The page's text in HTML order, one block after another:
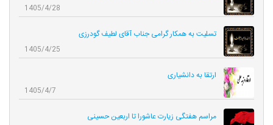
1405/4/28
تسلیت به همکار گرامی جناب آقای لطیف گودرزی
1405/4/25
ارتقا به دانشیاری
1405/4/7
مراسم هفتگی زیارت عاشورا تا اربعین حسینی